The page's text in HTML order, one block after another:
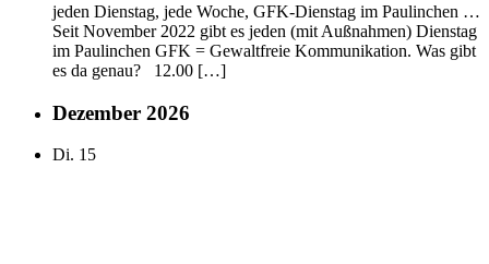
jeden Dienstag, jede Woche, GFK-Dienstag im Paulinchen …
Seit November 2022 gibt es jeden (mit Außnahmen) Dienstag
im Paulinchen GFK = Gewaltfreie Kommunikation. Was gibt
es da genau? 12.00 […]
Dezember 2026
Di. 15